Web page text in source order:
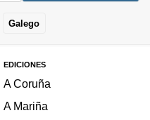
Galego
EDICIONES
A Coruña
A Mariña